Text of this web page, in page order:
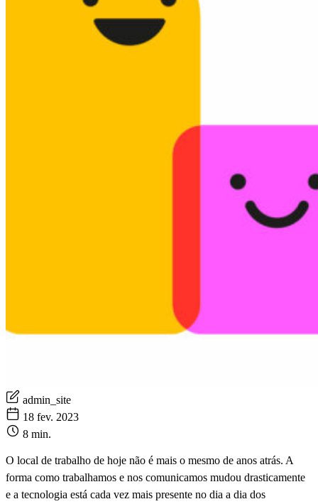
admin_site
18 fev. 2023
8 min.
O local de trabalho de hoje não é mais o mesmo de anos atrás. A
forma como trabalhamos e nos comunicamos mudou drasticamente
e a tecnologia está cada vez mais presente no dia a dia dos